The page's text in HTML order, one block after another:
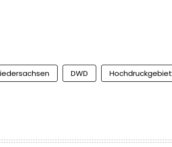
DWD Hochdruckgebiet